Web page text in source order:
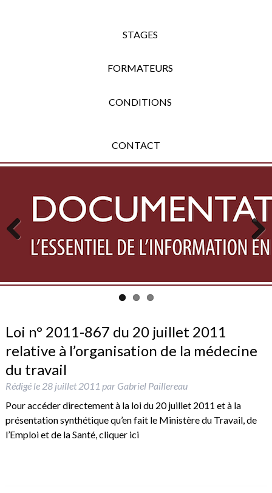
STAGES
FORMATEURS
CONDITIONS
CONTACT
Previous Next
Loi n° 2011-867 du 20 juillet 2011
relative à l’organisation de la médecine
du travail
Rédigé le 28 juillet 2011 par Gabriel Paillereau
Pour accéder directement à la loi du 20 juillet 2011 et à la
présentation synthétique qu’en fait le Ministère du Travail, de
l’Emploi et de la Santé, cliquer ici